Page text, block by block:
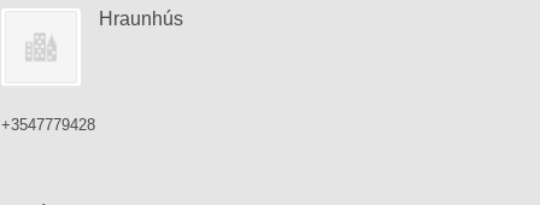
Hraunhús
+3547779428